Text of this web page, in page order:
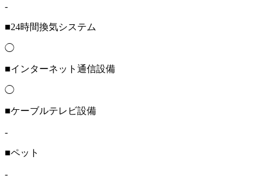
-
■24時間換気システム
◯
■インターネット通信設備
◯
■ケーブルテレビ設備
-
■ペット
-